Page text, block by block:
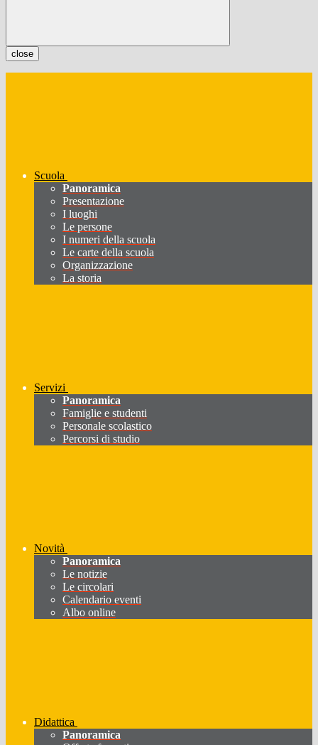
close
Scuola
Panoramica
Presentazione
I luoghi
Le persone
I numeri della scuola
Le carte della scuola
Organizzazione
La storia
Servizi
Panoramica
Famiglie e studenti
Personale scolastico
Percorsi di studio
Novità
Panoramica
Le notizie
Le circolari
Calendario eventi
Albo online
Didattica
Panoramica